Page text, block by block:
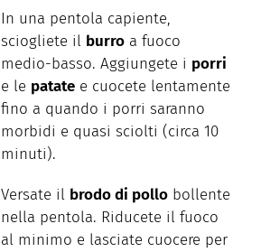
In una pentola capiente,
sciogliete il burro a fuoco
medio-basso. Aggiungete i porri
e le patate e cuocete lentamente
fino a quando i porri saranno
morbidi e quasi sciolti (circa 10
minuti).
Versate il brodo di pollo bollente
nella pentola. Riducete il fuoco
al minimo e lasciate cuocere per